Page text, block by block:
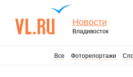
Новости
Владивосток
Все Фоторепортажи